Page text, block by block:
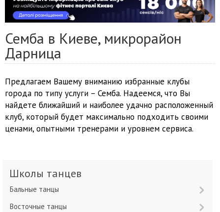
Семба в Киеве, микрорайон
Дарница
Предлагаем Вашему вниманию избранные клубы
города по типу услуги – Семба. Надеемся, что Вы
найдете ближайший и наиболее удачно расположенный
клуб, который будет максимально подходить своими
ценами, опытными тренерами и уровнем сервиса.
Школы танцев
Бальные танцы
Восточные танцы